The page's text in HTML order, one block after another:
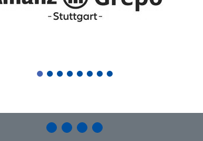
1 2 3 4 5 6 7 8